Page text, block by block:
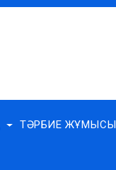
ТӘРБИЕ ЖҰМЫСЫ